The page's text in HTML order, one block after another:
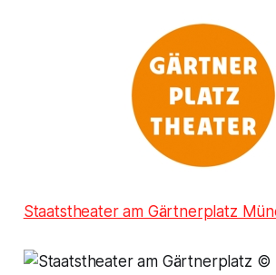
Staatstheater am Gärtnerplatz